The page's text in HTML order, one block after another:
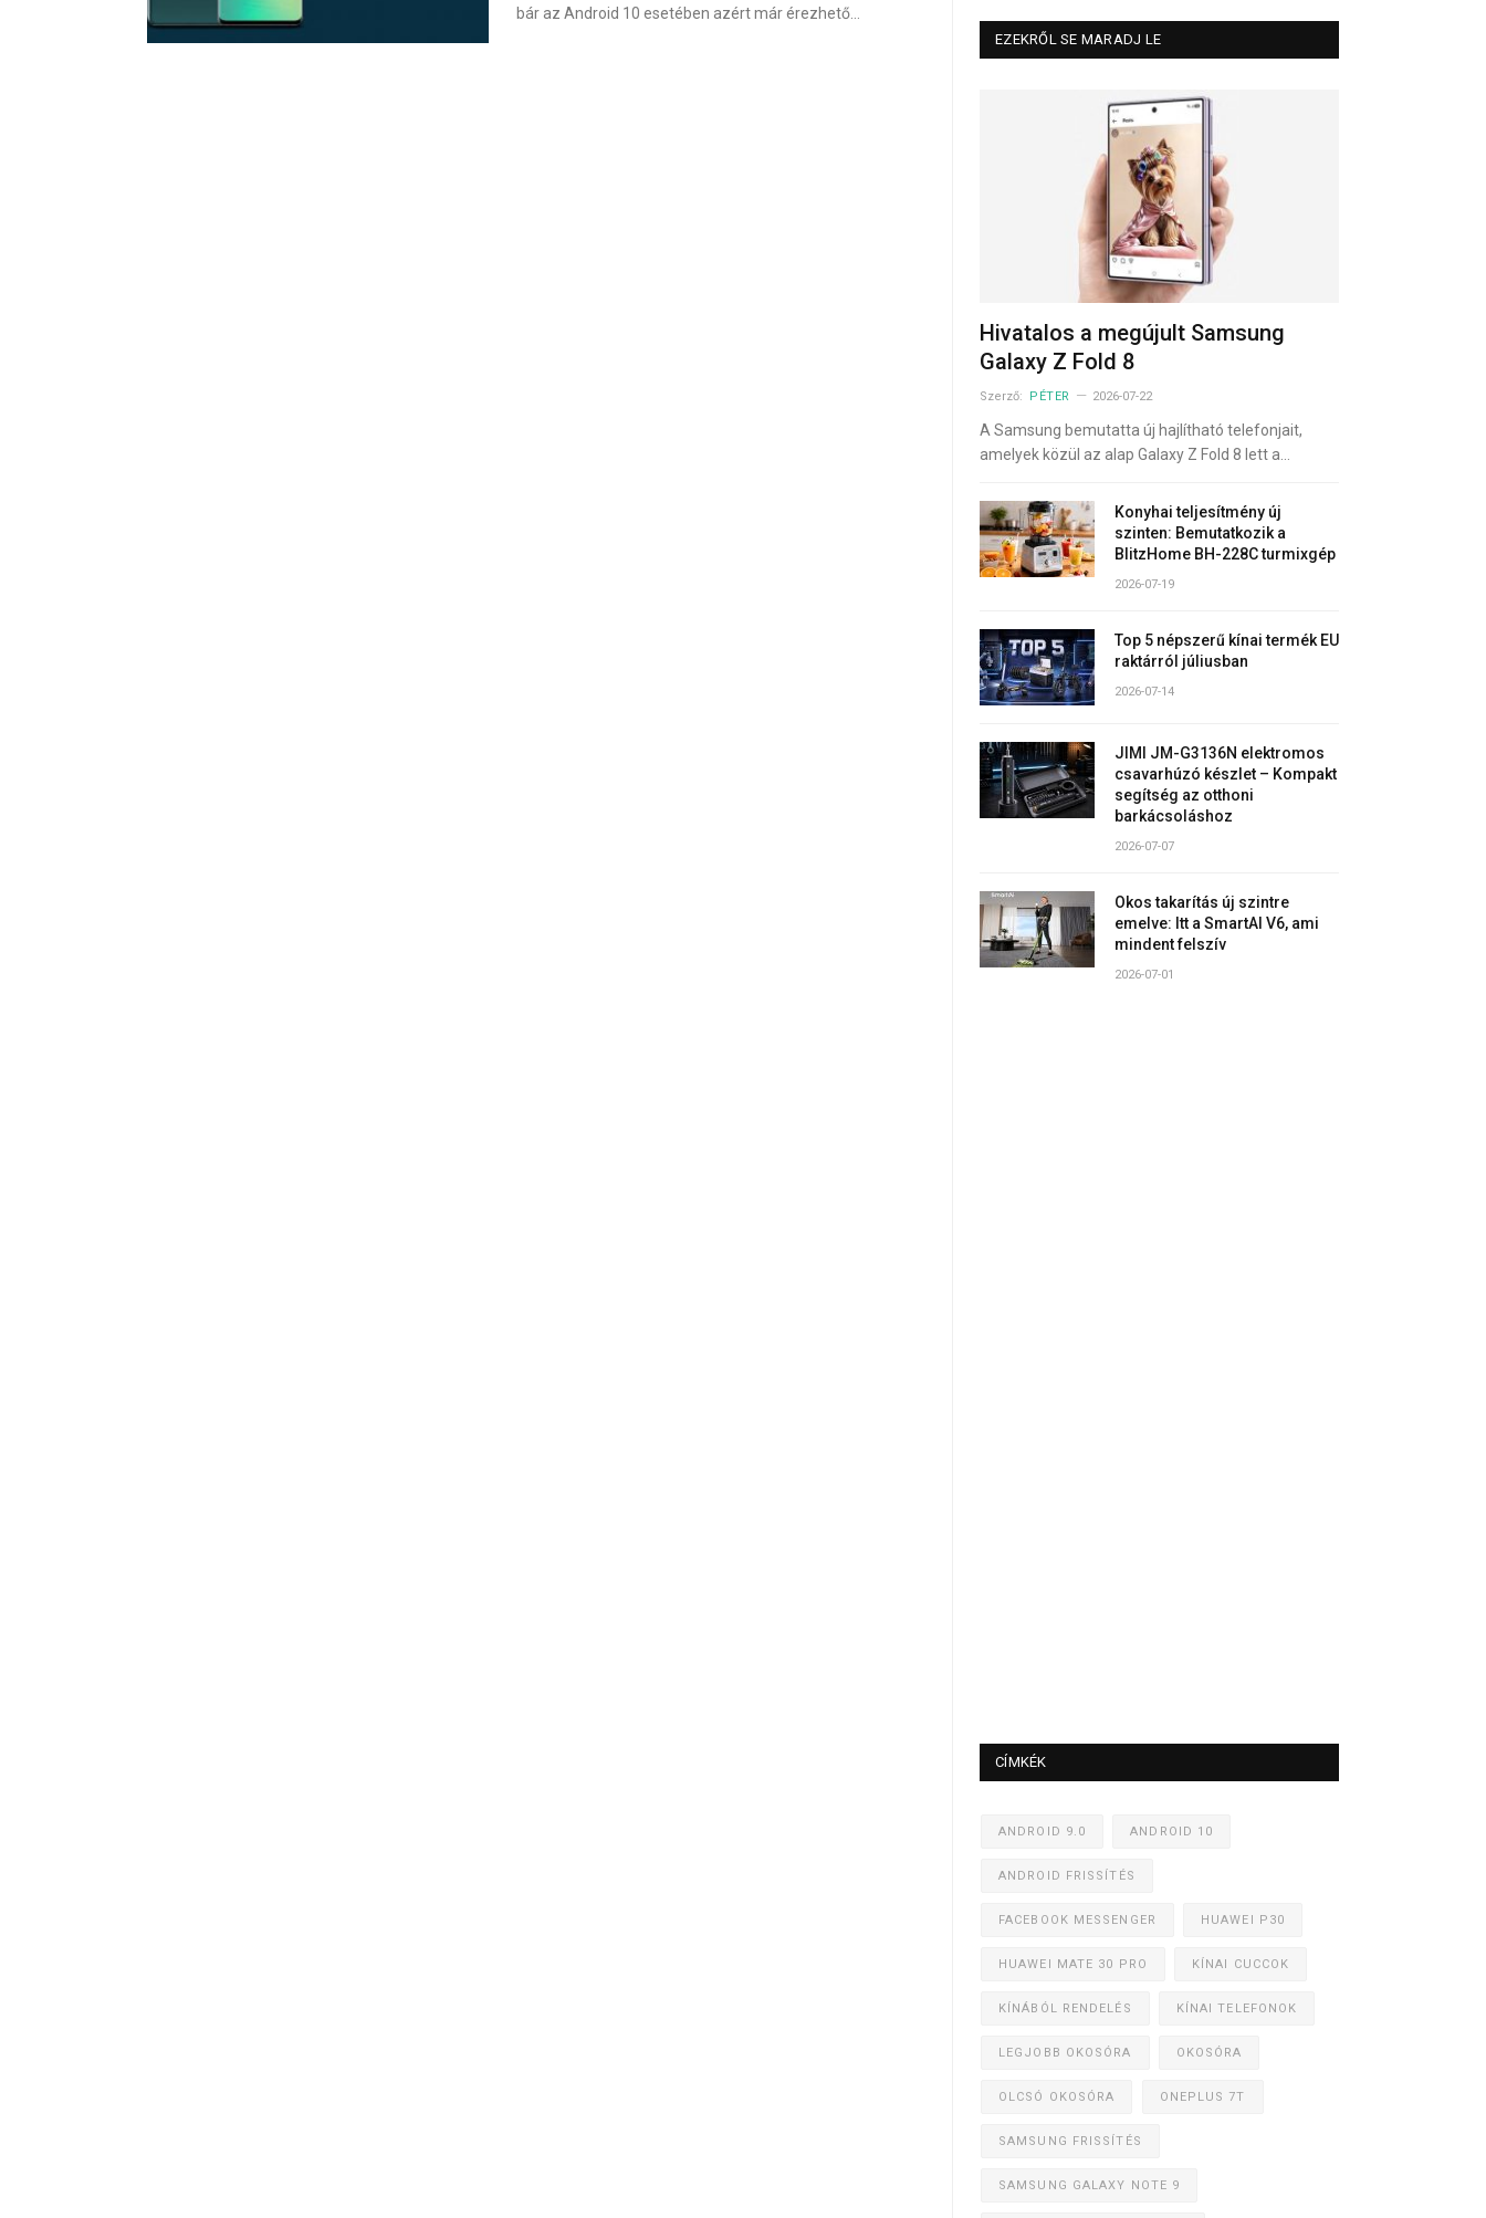
bár az Android 10 esetében azért már érezhető…
EZEKRŐL SE MARADJ LE
Hivatalos a megújult Samsung
Galaxy Z Fold 8
Szerző: PÉTER 2026-07-22
A Samsung bemutatta új hajlítható telefonjait,
amelyek közül az alap Galaxy Z Fold 8 lett a…
Konyhai teljesítmény új
szinten: Bemutatkozik a
BlitzHome BH-228C turmixgép
2026-07-19
Top 5 népszerű kínai termék EU
raktárról júliusban
2026-07-14
JIMI JM-G3136N elektromos
csavarhúzó készlet – Kompakt
segítség az otthoni
barkácsoláshoz
2026-07-07
Okos takarítás új szintre
emelve: Itt a SmartAI V6, ami
mindent felszív
2026-07-01
CÍMKÉK
ANDROID 9.0 ANDROID 10
ANDROID FRISSÍTÉS
FACEBOOK MESSENGER HUAWEI P30
HUAWEI MATE 30 PRO KÍNAI CUCCOK
KÍNÁBÓL RENDELÉS KÍNAI TELEFONOK
LEGJOBB OKOSÓRA OKOSÓRA
OLCSÓ OKOSÓRA ONEPLUS 7T
SAMSUNG FRISSÍTÉS
SAMSUNG GALAXY NOTE 9